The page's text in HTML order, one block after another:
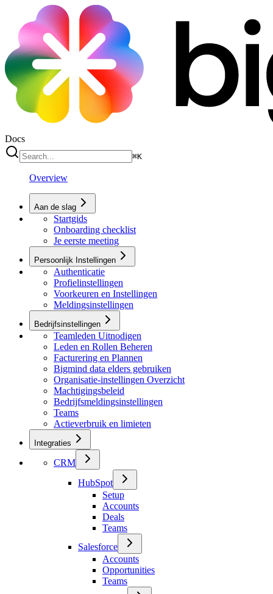
Docs
⌘K
Overview
Aan de slag
Startgids
Onboarding checklist
Je eerste meeting
Persoonlijk Instellingen
Authenticatie
Profielinstellingen
Voorkeuren en Instellingen
Meldingsinstellingen
Bedrijfsinstellingen
Teamleden Uitnodigen
Leden en Rollen Beheren
Facturering en Plannen
Bigmind data elders gebruiken
Organisatie-instellingen Overzicht
Machtigingsbeleid
Bedrijfsmeldingsinstellingen
Teams
Actieverbruik en limieten
Integraties
CRM
HubSpot
Setup
Accounts
Deals
Teams
Salesforce
Accounts
Opportunities
Teams